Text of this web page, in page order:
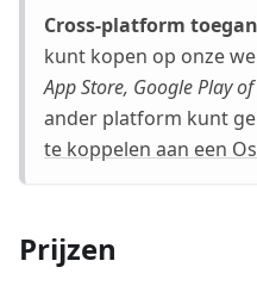
Cross-platform
kunt kopen op onze
App Store, Google Play
ander platform kunt
te koppelen aan een
Prijzen